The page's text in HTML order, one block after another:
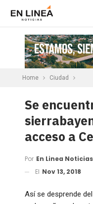
Home Ciudad
Se
acceso a
Por En Linea Noticias
El Nov 13, 2018
Así se desprende